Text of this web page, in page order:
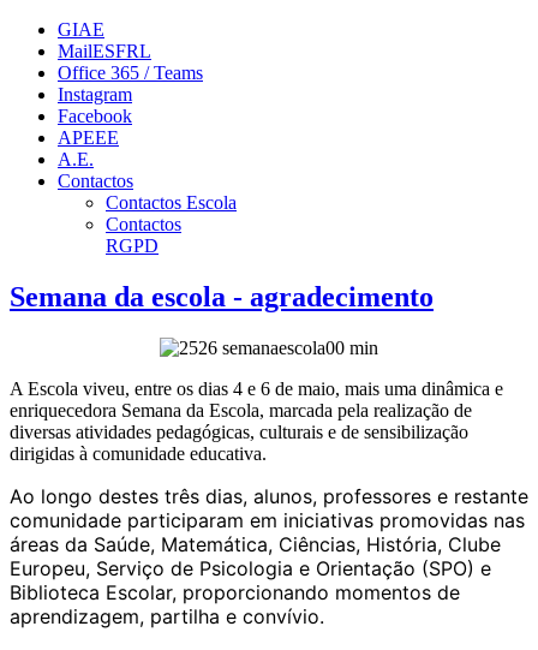
GIAE
MailESFRL
Office 365 / Teams
Instagram
Facebook
APEEE
A.E.
Contactos
Contactos Escola
Contactos
RGPD
Semana da escola - agradecimento
A Escola viveu, entre os dias 4 e 6 de maio, mais uma dinâmica e
enriquecedora Semana da Escola, marcada pela realização de
diversas atividades pedagógicas, culturais e de sensibilização
dirigidas à comunidade educativa.
Ao longo destes três dias, alunos, professores e restante
comunidade participaram em iniciativas promovidas nas
áreas da Saúde, Matemática, Ciências, História, Clube
Europeu, Serviço de Psicologia e Orientação (SPO) e
Biblioteca Escolar, proporcionando momentos de
aprendizagem, partilha e convívio.